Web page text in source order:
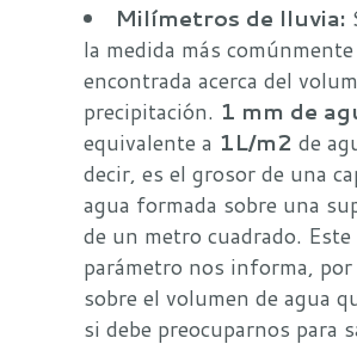
Milímetros de lluvia:
la medida más comúnmente
encontrada acerca del
precipitación. 1 mm de
equivalente a 1L/m2 de
decir, es el grosor de una
agua formada sobre una
de un metro cuadrado. Este
parámetro nos informa,
sobre el volumen de agua
si debe preocuparnos para